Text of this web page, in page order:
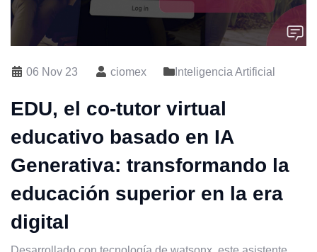
06 Nov 23 ciomex Inteligencia Artificial
EDU, el co-tutor virtual
educativo basado en IA
Generativa: transformando la
educación superior en la era
digital